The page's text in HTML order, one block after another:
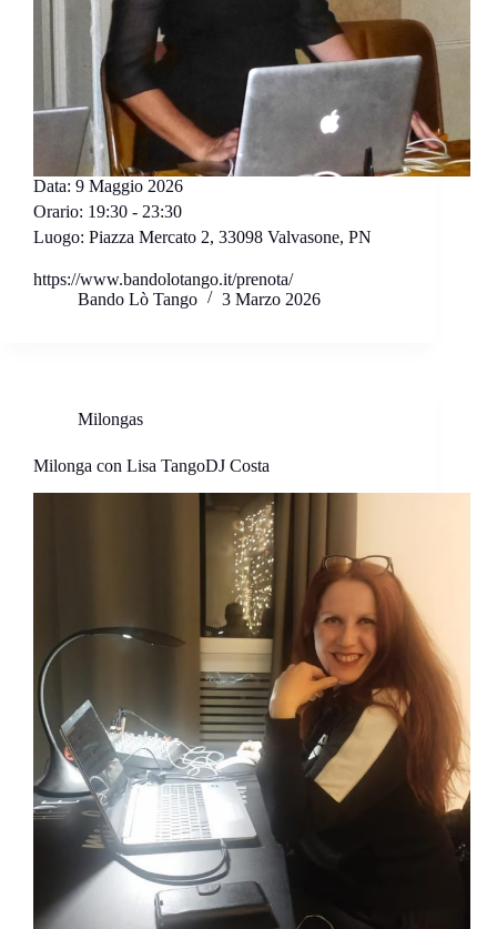
Data: 9 Maggio 2026
Orario: 19:30 - 23:30
Luogo: Piazza Mercato 2, 33098 Valvasone, PN
https://www.bandolotango.it/prenota/
Bando Lò Tango
3 Marzo 2026
Milongas
Milonga con Lisa TangoDJ Costa